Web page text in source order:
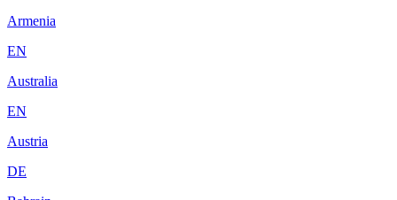
Armenia
EN
Australia
EN
Austria
DE